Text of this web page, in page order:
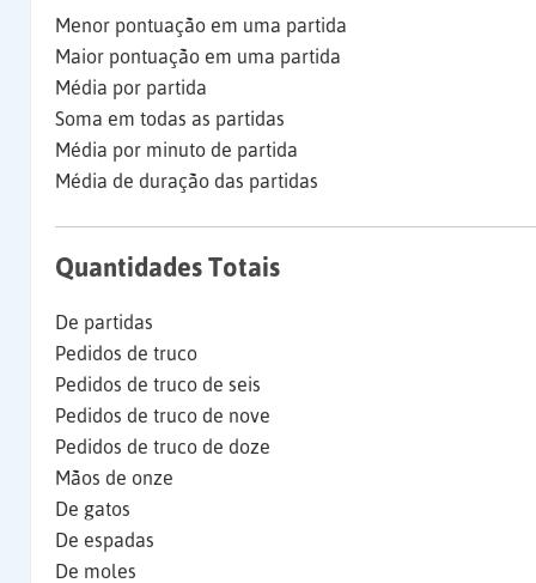
Menor pontuação em uma partida
Maior pontuação em uma partida
Média por partida
Soma em todas as partidas
Média por minuto de partida
Média de duração das partidas
Quantidades Totais
De partidas
Pedidos de truco
Pedidos de truco de seis
Pedidos de truco de nove
Pedidos de truco de doze
Mãos de onze
De gatos
De espadas
De moles